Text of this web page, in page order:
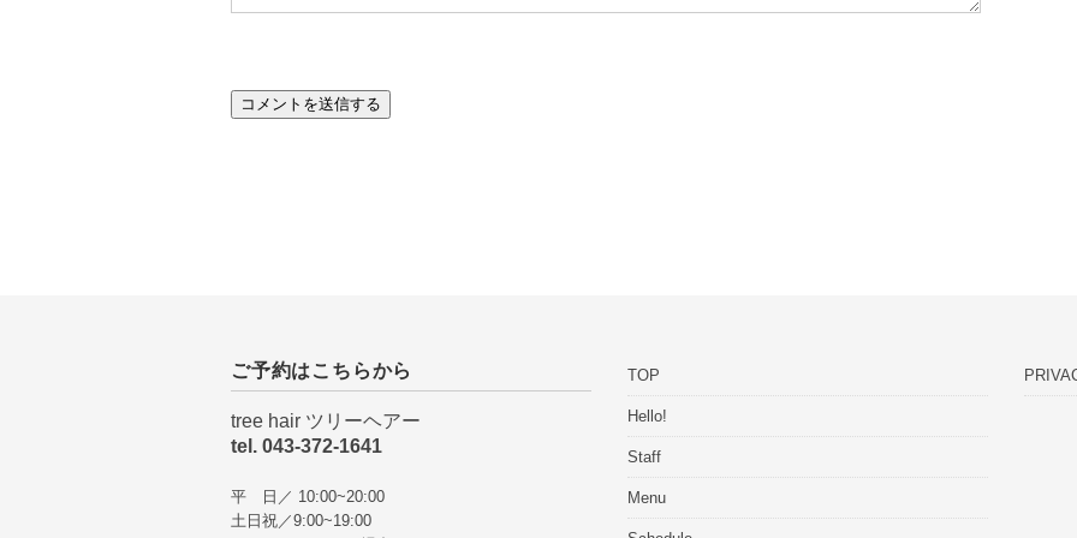
ご予約はこちらから
tree hair ツリーヘアー
tel. 043-372-1641
平 日／ 10:00~20:00
土日祝／9:00~19:00
TOP
Hello!
Staff
Menu